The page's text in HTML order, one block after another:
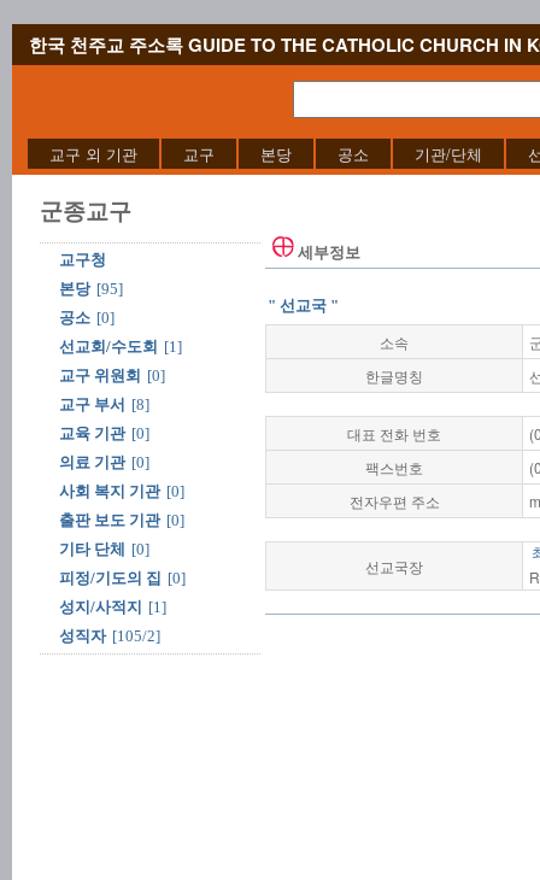
한국 천주교 주소록 GUIDE TO THE CATHOLIC CHURCH IN
교구 외 기관 교구 본당 공소 기관/단체
군종교구
교구청
본당 [95]
공소 [0]
선교회/수도회 [1]
교구 위원회 [0]
교구 부서 [8]
교육 기관 [0]
의료 기관 [0]
사회 복지 기관 [0]
출판 보도 기관 [0]
기타 단체
[0]
피정/기도의 집 [0]
성지/사적지
[1]
성직자 [105/2]
세부정보
" 선교국 "
소속
한글명칭
대표 전화 번호
팩스번호
전자우편 주소
선교국장